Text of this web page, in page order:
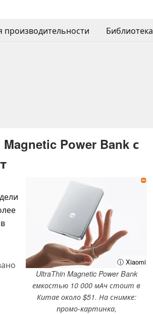
производительности Библиотека
Power Bank с
ⓘ Xiaomi
UltraThin Magnetic Power Bank
емкостью 10 000 мАч стоит в
Китае около $51. На снимке:
промо-картинка,